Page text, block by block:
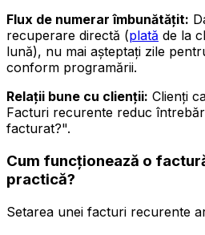
Flux de numerar îmbunătățit:
recuperare directă (plată de la
lună), nu mai așteptați zile
conform programării.
Relații bune cu clienții: Clienți
Facturi recurente reduc
facturat?".
Cum funcționează o
practică?
Setarea unei facturi recurente